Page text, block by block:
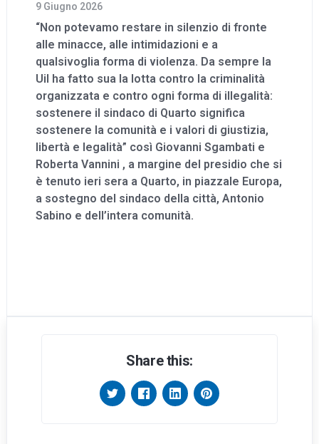
9 Giugno 2026
“Non potevamo restare in silenzio di fronte
alle minacce, alle intimidazioni e a
qualsivoglia forma di violenza. Da sempre la
Uil ha fatto sua la lotta contro la criminalità
organizzata e contro ogni forma di illegalità:
sostenere il sindaco di Quarto significa
sostenere la comunità e i valori di giustizia,
libertà e legalità” così Giovanni Sgambati e
Roberta Vannini , a margine del presidio che si
è tenuto ieri sera a Quarto, in piazzale Europa,
a sostegno del sindaco della città, Antonio
Sabino e dell’intera comunità.
Share this: